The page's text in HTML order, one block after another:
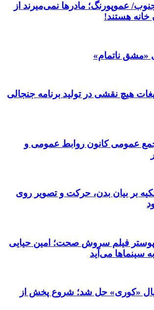
عموپورنگ؛ مادرها نمی‌میرند از
هستند!
«مشق ناتمام»
هیچ نقشی در تولید برنامه جنجالی
عمومی کانون روابط عمومی و
بر بیان بدن، حرکت و تصویر روی
پوستر فیلم سروش صحت؛ امین حیایی
سینماها می‌آید
«کوری» حل شد؛ شروع پخش از